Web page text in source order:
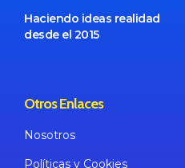
Haciendo ideas realidad
desde el 2015
Otros Enlaces
Nosotros
Políticas y Cookies